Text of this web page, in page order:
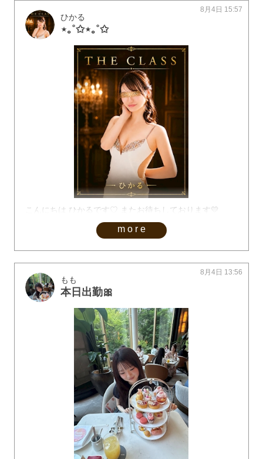
ひかる
⋆｡˚✩⋆｡˚✩
8月4日 15:57
こんにちは ひかるです♡ またお待ちしております💛
more
もも
本日出勤🎀
8月4日 13:56